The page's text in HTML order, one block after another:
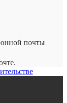
почты